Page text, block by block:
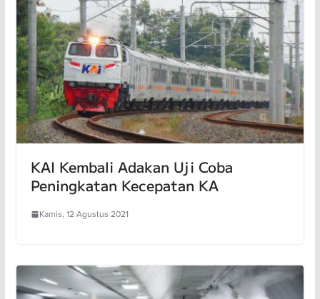
KAI Kembali Adakan Uji Coba
Peningkatan Kecepatan KA
Kamis, 12 Agustus 2021